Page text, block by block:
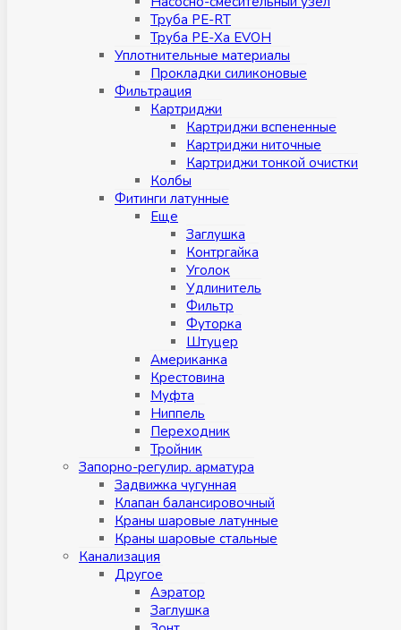
Труба PE-RT
Труба PE-Xa EVOH
Уплотнительные материалы
Прокладки силиконовые
Фильтрация
Картриджи
Картриджи вспененные
Картриджи ниточные
Картриджи тонкой очистки
Колбы
Фитинги латунные
Eщe
Заглушка
Контргайка
Уголок
Удлинитель
Фильтр
Футорка
Штуцер
Американка
Крестовина
Муфта
Ниппель
Переходник
Тройник
Запорно-регулир. арматура
Задвижка чугунная
Клапан балансировочный
Краны шаровые латунные
Краны шаровые стальные
Канализация
Другое
Аэратор
Заглушкa